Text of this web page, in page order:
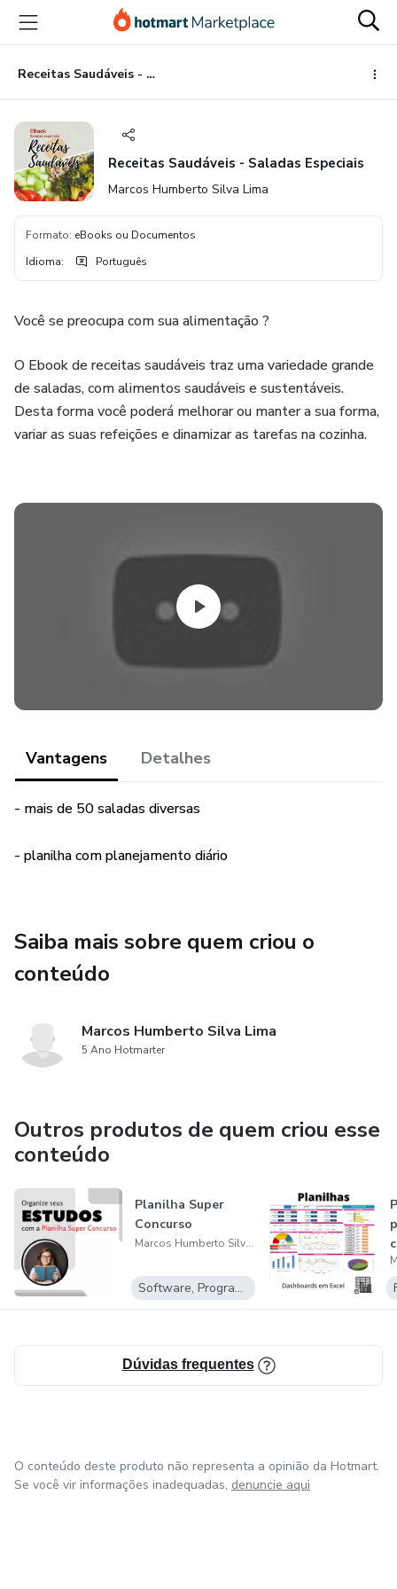
para
conteúdo
principal
para
pagamento
para
rodapé
Receitas Saudáveis - Saladas Especiais
Receitas Saudáveis - Saladas Especiais
Marcos Humberto Silva Lima
Formato: eBooks ou Documentos
Idioma: Português
Você se preocupa com sua alimentação ?
O Ebook de receitas saudáveis traz uma variedade grande
de saladas, com alimentos saudáveis e sustentáveis.
Desta forma você poderá melhorar ou manter a sua forma,
variar as suas refeições e dinamizar as tarefas na cozinha.
Vantagens Detalhes
- mais de 50 saladas diversas
- planilha com planejamento diário
Saiba mais sobre quem criou o
conteúdo
Marcos Humberto Silva Lima
5 Ano Hotmarter
Outros produtos de quem criou esse
conteúdo
Planilha Super
Concurso
Marcos Humberto Silva Lima
Software, Programas para baixar
Dúvidas frequentes
O conteúdo deste produto não representa a opinião da Hotmart.
Se você vir informações inadequadas, denuncie aqui